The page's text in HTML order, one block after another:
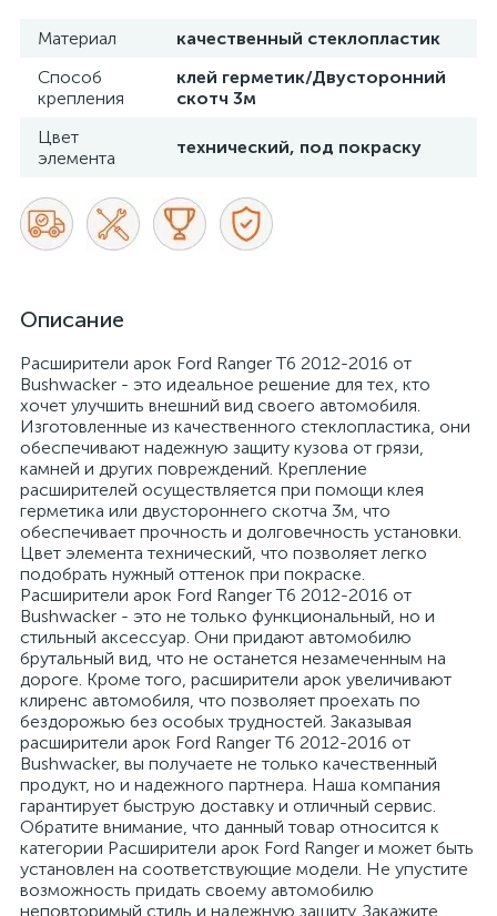
Материал
качественный стеклопластик
Способ
крепления
клей герметик/Двусторонний
скотч 3м
Цвет
элемента
технический, под покраску
Описание
Расширители арок Ford Ranger T6 2012-2016 от
Bushwacker - это идеальное решение для тех, кто
хочет улучшить внешний вид своего автомобиля.
Изготовленные из качественного стеклопластика, они
обеспечивают надежную защиту кузова от грязи,
камней и других повреждений. Крепление
расширителей осуществляется при помощи клея
герметика или двустороннего скотча 3м, что
обеспечивает прочность и долговечность установки.
Цвет элемента технический, что позволяет легко
подобрать нужный оттенок при покраске.
Расширители арок Ford Ranger T6 2012-2016 от
Bushwacker - это не только функциональный, но и
стильный аксессуар. Они придают автомобилю
брутальный вид, что не останется незамеченным на
дороге. Кроме того, расширители арок увеличивают
клиренс автомобиля, что позволяет проехать по
бездорожью без особых трудностей. Заказывая
расширители арок Ford Ranger T6 2012-2016 от
Bushwacker, вы получаете не только качественный
продукт, но и надежного партнера. Наша компания
гарантирует быструю доставку и отличный сервис.
Обратите внимание, что данный товар относится к
категории Расширители арок Ford Ranger и может быть
установлен на соответствующие модели. Не упустите
возможность придать своему автомобилю
неповторимый стиль и надежную защиту. Закажите